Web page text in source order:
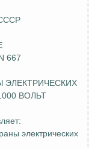
667
ЭЛЕКТРИЧЕСКИХ
ВОЛЬТ
электрических